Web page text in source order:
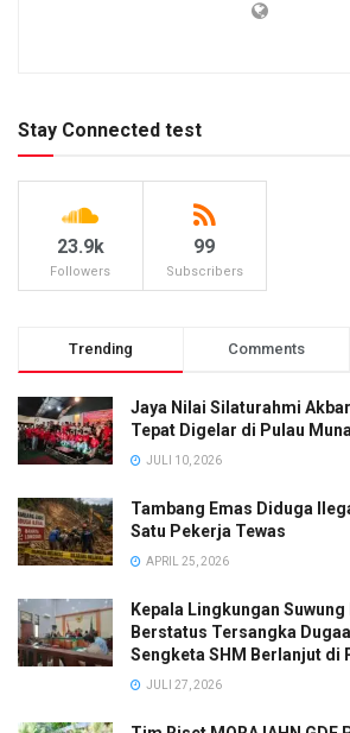
Stay Connected test
23.9k
Followers
99
Subscribers
Trending Comments
Jaya Nilai Silaturahmi
Tepat Digelar di Pulau Muna
JULI 10, 2026
Tambang Emas Diduga
Satu Pekerja Tewas
APRIL 25, 2026
Kepala Lingkungan Suwung
Berstatus Tersangka
Sengketa SHM Berlanjut di
JULI 27, 2026